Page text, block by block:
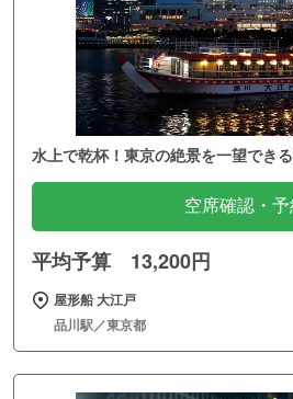
水上で乾杯！東京の絶景を一望でき
空席確認・予
平均予算 13,200円
屋形船 大江戸
品川駅／東京都